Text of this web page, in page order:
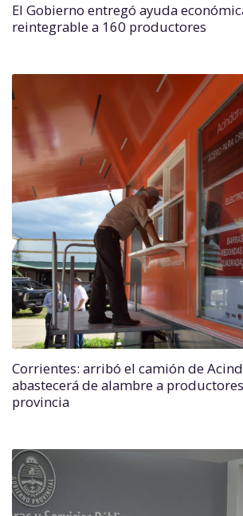
El Gobierno entregó ayuda
reintegrable a 160 productores
Corrientes: arribó el camión de
abastecerá de alambre a
provincia